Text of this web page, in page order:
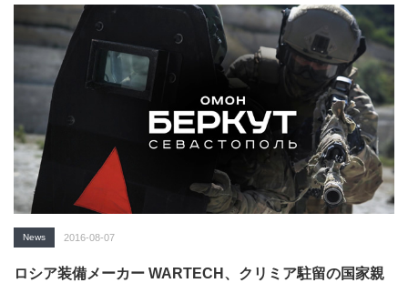
News 2016-08-07
ロシア装備メーカー WARTECH、クリミア駐留の国家親